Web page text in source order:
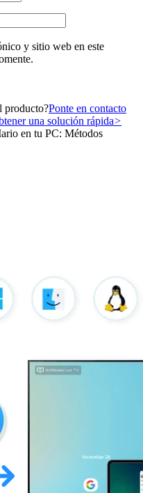
y sitio web en este
producto?Ponte en contacto
una solución rápida>
en tu PC: Métodos